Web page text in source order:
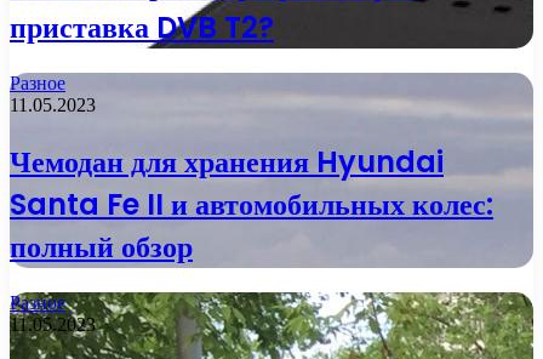
приставка DVB T2?
Разное
11.05.2023
Чемодан для хранения Hyundai
Santa Fe II и автомобильных колес:
полный обзор
Разное
11.05.2023